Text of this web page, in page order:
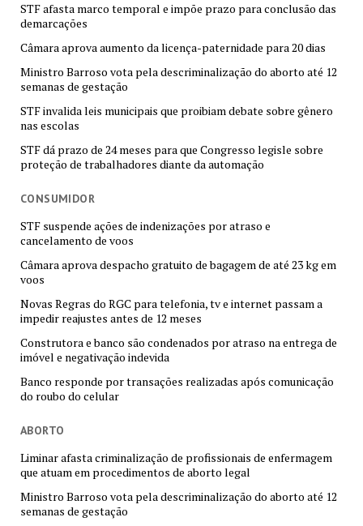
STF afasta marco temporal e impõe prazo para conclusão das
demarcações
Câmara aprova aumento da licença-paternidade para 20 dias
Ministro Barroso vota pela descriminalização do aborto até 12
semanas de gestação
STF invalida leis municipais que proibiam debate sobre gênero
nas escolas
STF dá prazo de 24 meses para que Congresso legisle sobre
proteção de trabalhadores diante da automação
CONSUMIDOR
STF suspende ações de indenizações por atraso e
cancelamento de voos
Câmara aprova despacho gratuito de bagagem de até 23 kg em
voos
Novas Regras do RGC para telefonia, tv e internet passam a
impedir reajustes antes de 12 meses
Construtora e banco são condenados por atraso na entrega de
imóvel e negativação indevida
Banco responde por transações realizadas após comunicação
do roubo do celular
ABORTO
Liminar afasta criminalização de profissionais de enfermagem
que atuam em procedimentos de aborto legal
Ministro Barroso vota pela descriminalização do aborto até 12
semanas de gestação